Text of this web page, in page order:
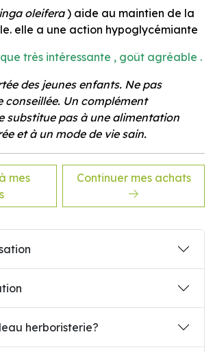
oleifera) aide au maintien de la
elle a une action hypoglycémiante
très intéressante , goût agréable .
des jeunes enfants. Ne pas
conseillée. Un complément
substitue pas à une alimentation
et à un mode de vie sain.
mes
Continuer mes achats
herboristerie?